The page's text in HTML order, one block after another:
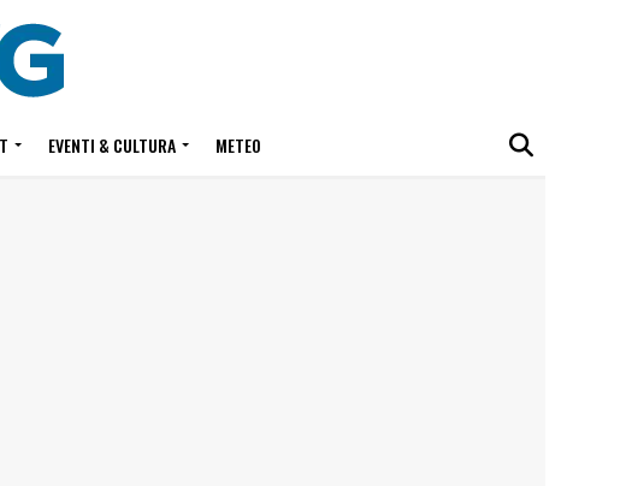
EVENTI & CULTURA METEO